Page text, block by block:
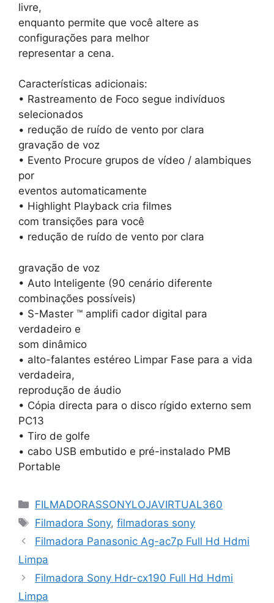
livre,
enquanto permite que você altere as
configurações para melhor
representar a cena.
Características adicionais:
• Rastreamento de Foco segue indivíduos
selecionados
• redução de ruído de vento por clara
gravação de voz
• Evento Procure grupos de vídeo / alambiques
por
eventos automaticamente
• Highlight Playback cria filmes
com transições para você
• redução de ruído de vento por clara
gravação de voz
• Auto Inteligente (90 cenário diferente
combinações possíveis)
• S-Master ™ amplifi cador digital para
verdadeiro e
som dinâmico
• alto-falantes estéreo Limpar Fase para a vida
verdadeira,
reprodução de áudio
• Cópia directa para o disco rígido externo sem
PC13
• Tiro de golfe
• cabo USB embutido e pré-instalado PMB
Portable
Categorias
FILMADORASSONYLOJAVIRTUAL360
Tags
Filmadora Sony,filmadoras sony
Filmadora Panasonic Ag-ac7p Full Hd Hdmi
Limpa
Filmadora Sony Hdr-cx190 Full Hd Hdmi
Limpa